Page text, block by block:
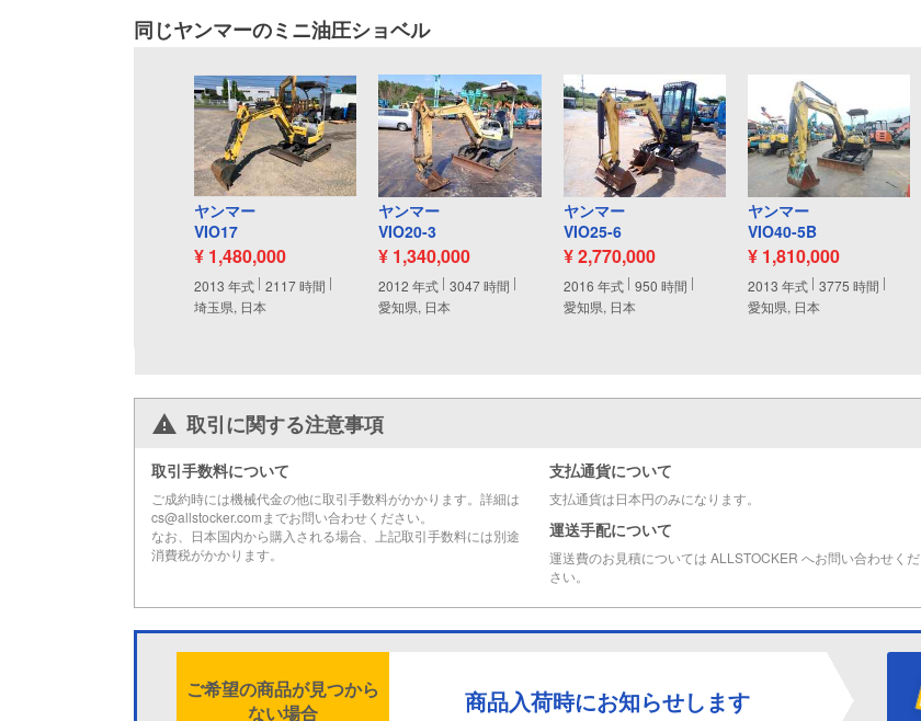
同じヤンマーのミニ油圧ショベル
ヤンマー
VIO17
¥ 1,480,000
2013 年式 2117時間
埼玉県, 日本
ヤンマー
VIO20-3
¥ 1,340,000
2012 年式 3047時間
愛知県, 日本
ヤンマー
VIO25-6
¥ 2,770,000
2016 年式 950 時間
愛知県, 日本
ヤンマー
VIO40-5B
¥ 1,810,000
2013 年式 3775 時間
愛知県, 日本
取引に関する注意事項
取引手数料について
ご成約時には機械代金の他に取引手数料がかかります。詳細は
cs@allstocker.comまでお問い合わせください。
なお、日本国内から購入される場合、上記取引手数料には別途
消費税がかかります。
支払通貨について
支払通貨は日本円のみになります。
運送手配について
運送費のお見積については ALLSTOCKER へお問い合わせくだ
さい。
ご希望の商品が見つから
ない場合
商品入荷時にお知らせします